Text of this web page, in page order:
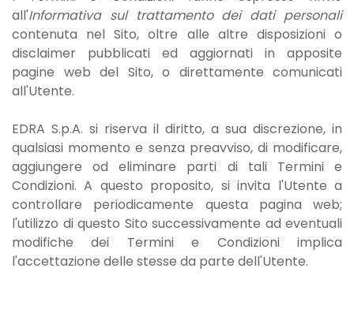
all'Informativa sul trattamento dei dati personali
contenuta nel Sito, oltre alle altre disposizioni o
disclaimer pubblicati ed aggiornati in apposite
pagine web del Sito, o direttamente comunicati
all'Utente.
EDRA S.p.A. si riserva il diritto, a sua discrezione, in
qualsiasi momento e senza preavviso, di modificare,
aggiungere od eliminare parti di tali Termini e
Condizioni. A questo proposito, si invita l'Utente a
controllare periodicamente questa pagina web;
l'utilizzo di questo Sito successivamente ad eventuali
modifiche dei Termini e Condizioni implica
l'accettazione delle stesse da parte dell'Utente.